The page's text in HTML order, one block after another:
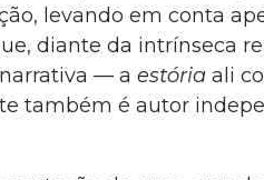
levando em conta
diante da intrínseca
— a estória ali
também é autor